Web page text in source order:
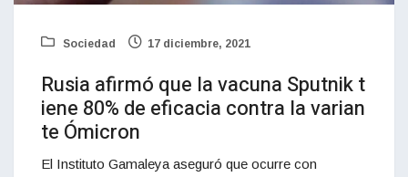
Sociedad 17 diciembre, 2021
Rusia afirmó que la vacuna Sputnik t
iene 80% de eficacia contra la varian
te Ómicron
El Instituto Gamaleya aseguró que ocurre con